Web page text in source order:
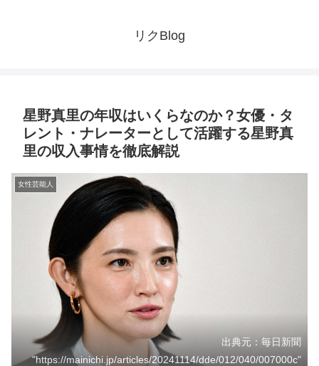
リクBlog
星野真里の年収はいくらなのか？女優・タ
レント・ナレーターとして活躍する星野真
里の収入事情を徹底解説
女性芸能人
出典元：毎日新聞
"https://mainichi.jp/articles/20241114/dde/012/040/007000c"